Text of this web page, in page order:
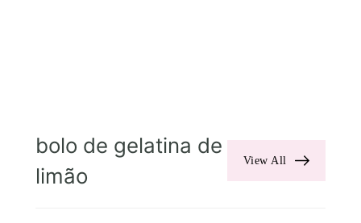
bolo de gelatina de
limão
View All